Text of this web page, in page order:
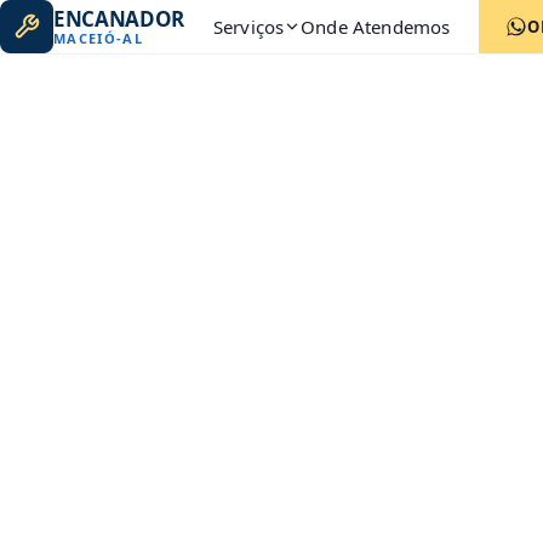
ENCANADOR
MACEIÓ-AL Serviços Onde Atendemos